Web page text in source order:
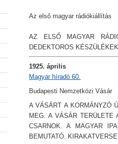
Az első magyar rádiókiállítás
AZ ELSŐ MAGYAR
DEDEKTOROS
1925. április
Magyar híradó 60.
Budapesti Nemzetközi Vásár
A VÁSÁRT A KORMÁNYZÓ
MEG. A VÁSÁR TERÜLETE
CSARNOK. A MAGYAR
BEMUTATÓ.